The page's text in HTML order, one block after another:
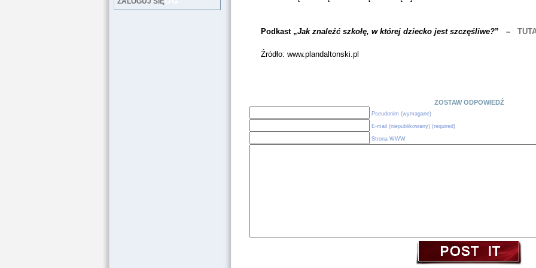
Podkast „Jak znaleźć szkołę, w której dziecko jest szczęśliwe?” –
Źródło: www.plandaltonski.pl
ZOSTAW ODPOWIEDŹ
Pseudonim (wymagane)
E-mail (niepublikowany) (required)
Strona WWW